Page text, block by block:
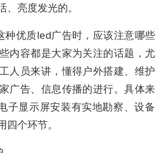
亮度发光的。
种优质led广告时，应该注意哪些
内容都是大家为关注的话题，尤
人员来讲，懂得户外搭建、维护
广告、信息传播的进行。具体来
子显示屏安装有实地勘察、设备
个环节。